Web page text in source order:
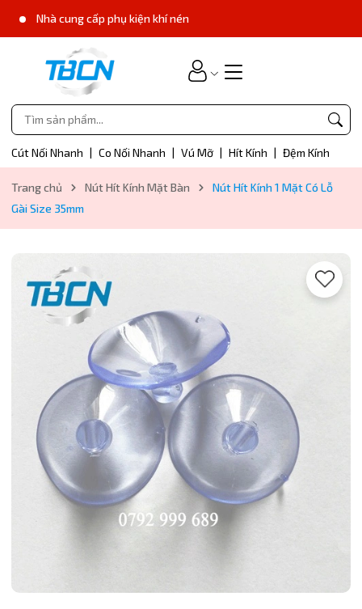
Nhà cung cấp phụ kiện khí nén
Cút Nối Nhanh | Co Nối Nhanh | Vú Mỡ | Hít Kính | Đệm Kính
Trang chủ Nút Hít Kính Mặt Bàn
Nút Hít Kính 1 Mặt Có Lỗ
Gài Size 35mm